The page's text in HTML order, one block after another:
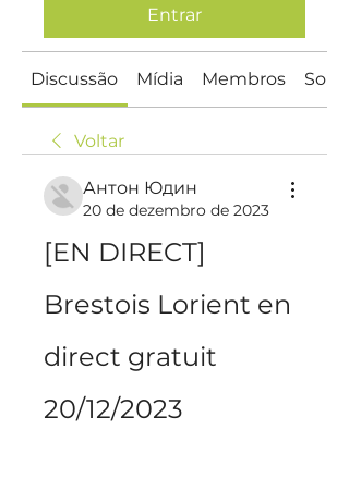
Entrar
Discussão Mídia Membros Sobre
Voltar
Антон Юдин
20 de dezembro de 2023
[EN DIRECT]
Brestois Lorient en
direct gratuit
20/12/2023